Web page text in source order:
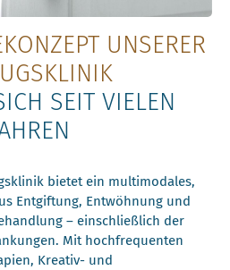
UNSERER
SEIT VIELEN
bietet ein multimodales,
Entgiftung, Entwöhnung und
– einschließlich der
Mit hochfrequenten
Kreativ- und